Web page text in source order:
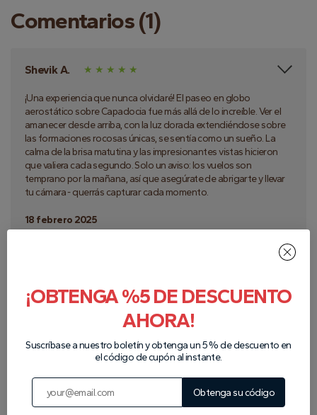
Comentarios (1)
Shevik A.
¡Una experiencia que nunca olvidaré! El paseo en globo
aerostático sobre Capadocia fue más allá de lo increíble. Ver el
amanecer desde arriba, con la luz dorada extendiéndose sobre
las formaciones rocosas únicas, se sentía como un sueño. La
calma de la brisa matutina y las impresionantes vistas hicieron
que valiera cada segundo. Solo un aviso: los vuelos son
temprano por la mañana, así que asegúrate de abrigarte y llevar
tu cámara - querrás capturar cada momento.
18 febrero 2025
Mostrar comentarios
¡OBTENGA %5 DE DESCUENTO
AHORA!
Suscríbase a nuestro boletín y obtenga un 5 % de descuento en
el código de cupón al instante.
Obtenga su código